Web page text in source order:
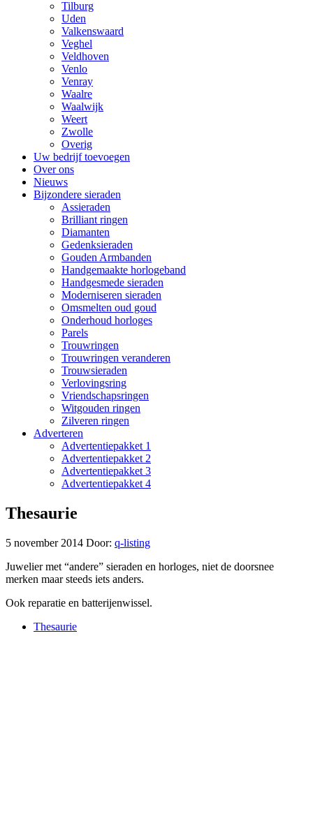
Tilburg
Uden
Valkenswaard
Veghel
Veldhoven
Venlo
Venray
Waalre
Waalwijk
Weert
Zwolle
Overig
Uw bedrijf toevoegen
Over ons
Nieuws
Bijzondere sieraden
Assieraden
Brilliant ringen
Diamanten
Gedenksieraden
Gouden Armbanden
Handgemaakte horlogeband
Handgesmede sieraden
Moderniseren sieraden
Omsmelten oud goud
Onderhoud horloges
Parels
Trouwringen
Trouwringen veranderen
Trouwsieraden
Verlovingsring
Vriendschapsringen
Witgouden ringen
Zilveren ringen
Adverteren
Advertentiepakket 1
Advertentiepakket 2
Advertentiepakket 3
Advertentiepakket 4
Thesaurie
5 november 2014 Door: q-listing
Juwelier met “andere” sieraden en horloges, niet de doorsnee
merken maar steeds iets anders.
Ook reparatie en batterijenwissel.
Thesaurie